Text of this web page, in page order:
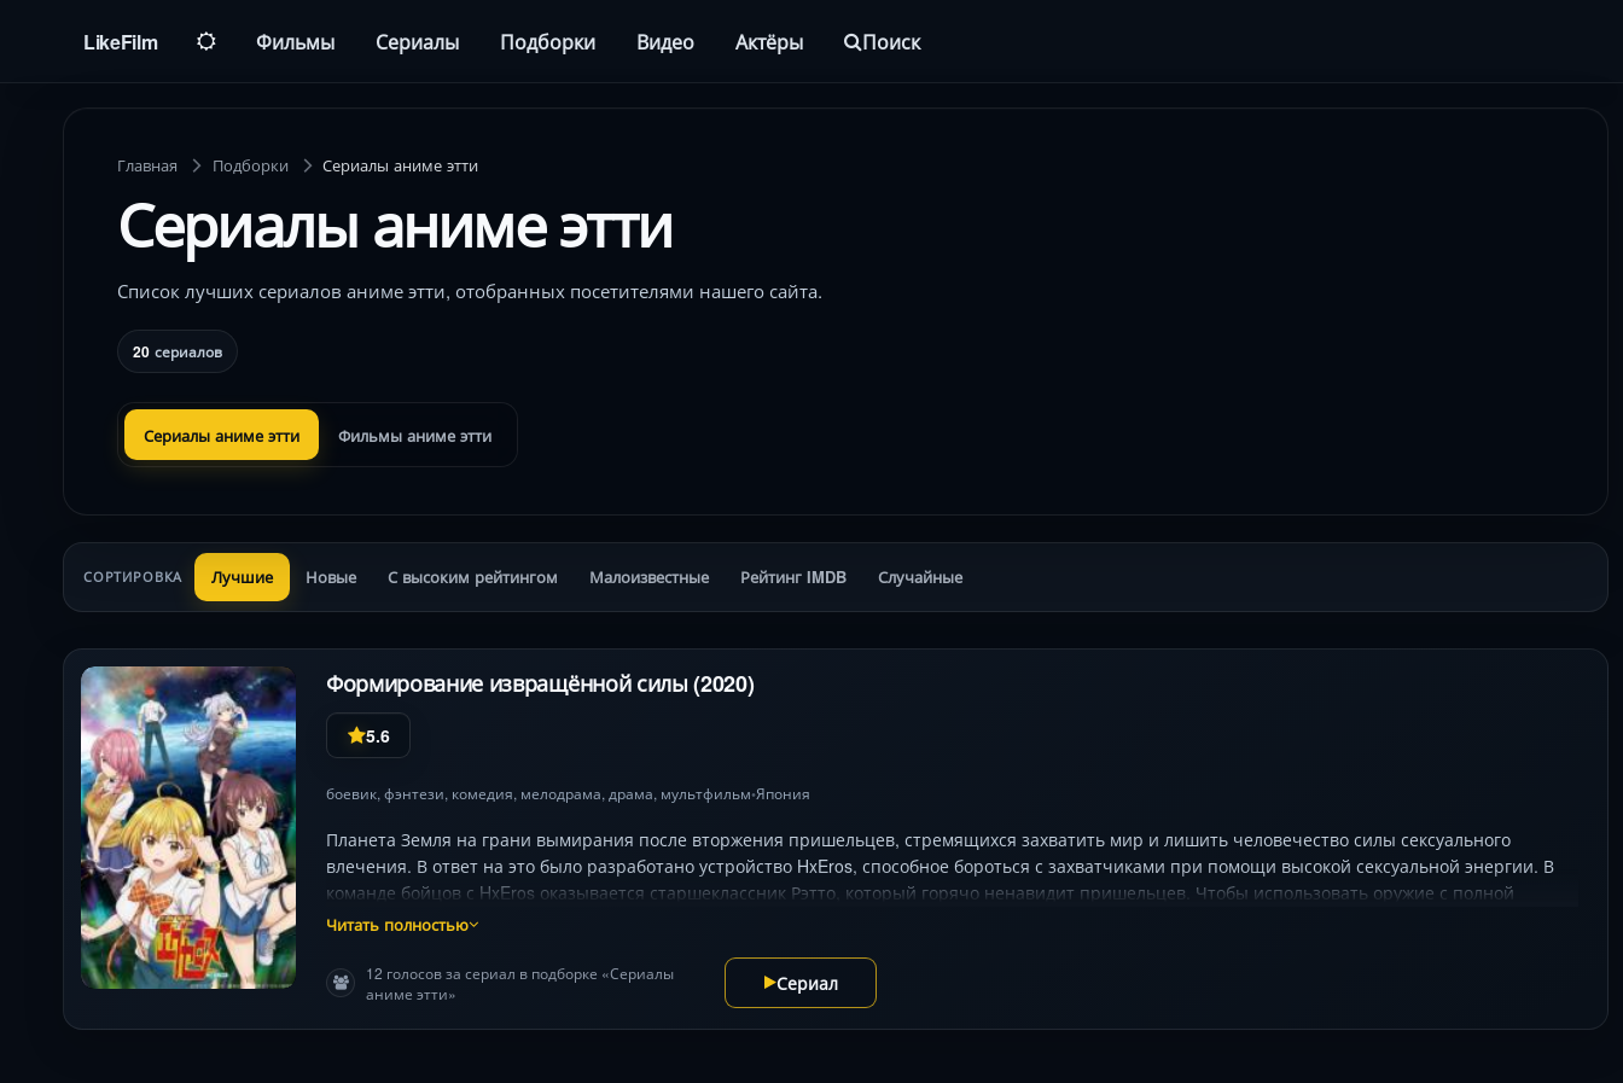
LikeFilm Фильмы Сериалы Подборки Видео Актёры Поиск
Главная Подборки Сериалы аниме этти
Сериалы аниме этти
Список лучших сериалов аниме этти, отобранных посетителями нашего сайта.
20 сериалов
Сериалы аниме этти Фильмы аниме этти
СОРТИРОВКА Лучшие Новые С высоким рейтингом Малоизвестные Рейтинг IMDB Случайные
Формирование извращённой силы (2020)
5.6
боевик, фэнтези, комедия, мелодрама, драма, мультфильм•Япония
Планета Земля на грани вымирания после вторжения пришельцев, стремящихся захватить мир и лишить человечество силы сексуального
влечения. В ответ на это было разработано устройство HxEros, способное бороться с захватчиками при помощи высокой сексуальной энергии. В
команде бойцов с HxEros оказывается старшеклассник Рэтто, который горячо ненавидит пришельцев. Чтобы использовать оружие с полной
мощностью, Рэтто должен поддерживать высокий уровень своего либидо.
Читать полностью
12 голосов за сериал в подборке «Сериалы
аниме этти»
Сериал